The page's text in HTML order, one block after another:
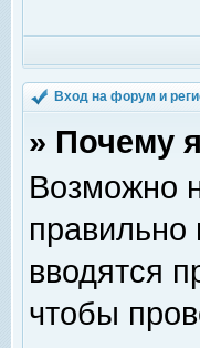
Вход на форум и
» Почему
Возможно
правильно
вводятся
чтобы